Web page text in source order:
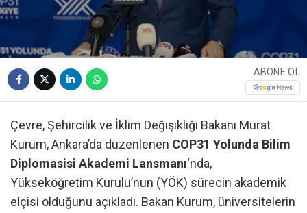
ABONE OL
Çevre, Şehircilik ve İklim Değişikliği Bakanı Murat
Kurum, Ankara’da düzenlenen COP31 Yolunda Bilim
Diplomasisi Akademi Lansmanı‘nda,
Yükseköğretim Kurulu’nun (YÖK) sürecin akademik
elçisi olduğunu açıkladı. Bakan Kurum, üniversitelerin